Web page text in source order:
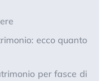
ecco quanto
per fasce di